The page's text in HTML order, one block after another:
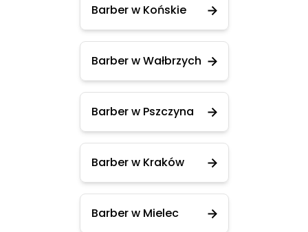
Barber w Końskie
Barber w Wałbrzych
Barber w Pszczyna
Barber w Kraków
Barber w Mielec